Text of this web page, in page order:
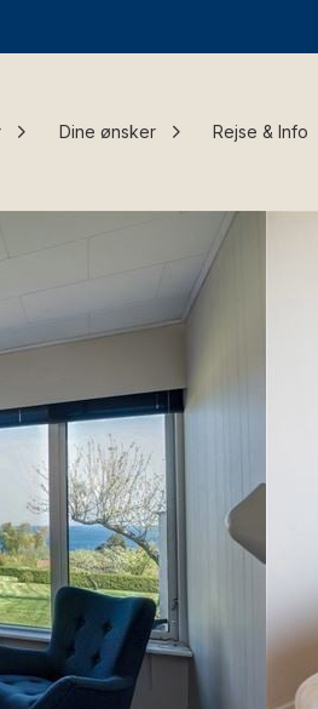
Dine ønsker Rejse & Info